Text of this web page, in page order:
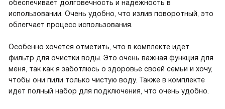
обеспечивает долговечность и надежность в
использовании. Очень удобно, что излив поворотный, это
облегчает процесс использования.
Особенно хочется отметить, что в комплекте идет
фильтр для очистки воды. Это очень важная функция для
меня, так как я заботлюсь о здоровье своей семьи и хочу,
чтобы они пили только чистую воду. Также в комплекте
идет полный набор для подключения, что очень удобно.